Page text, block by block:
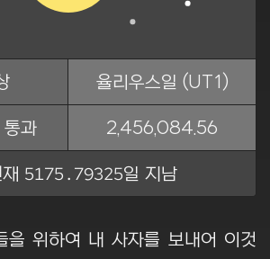
율리우스일 (UT1)
과 2,456,084.56
5175.79325일 지남
을 위하여 내 사자를 보내어 이것